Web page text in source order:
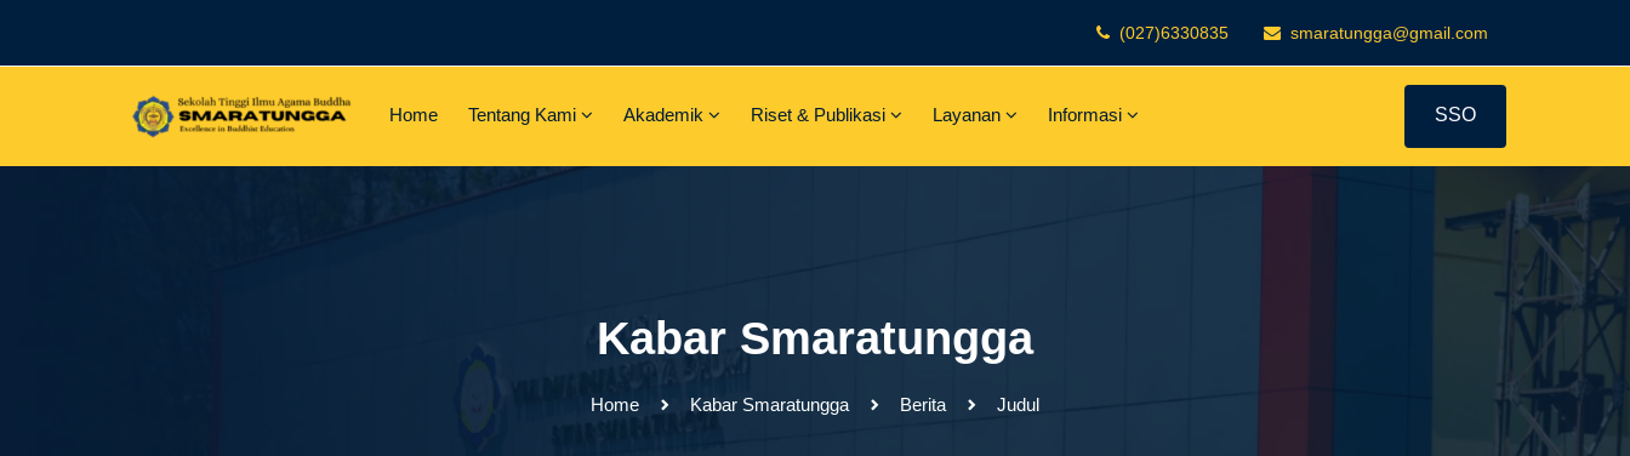
(027)6330835 smaratungga@gmail.com
Home Tentang Kami Akademik Riset & Publikasi Layanan Informasi SSO
Kabar Smaratungga
Home Kabar Smaratungga Berita Judul